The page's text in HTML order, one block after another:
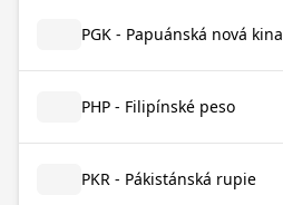
PGK - Papuánská nová kina
PHP - Filipínské peso
PKR - Pákistánská rupie